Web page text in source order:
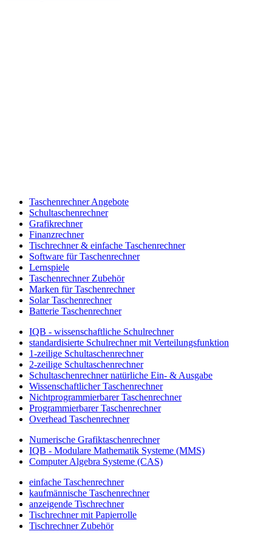
Taschenrechner Angebote
Schultaschenrechner
Grafikrechner
Finanzrechner
Tischrechner & einfache Taschenrechner
Software für Taschenrechner
Lernspiele
Taschenrechner Zubehör
Marken für Taschenrechner
Solar Taschenrechner
Batterie Taschenrechner
IQB - wissenschaftliche Schulrechner
standardisierte Schulrechner mit Verteilungsfunktion
1-zeilige Schultaschenrechner
2-zeilige Schultaschenrechner
Schultaschenrechner natürliche Ein- & Ausgabe
Wissenschaftlicher Taschenrechner
Nichtprogrammierbarer Taschenrechner
Programmierbarer Taschenrechner
Overhead Taschenrechner
Numerische Grafiktaschenrechner
IQB - Modulare Mathematik Systeme (MMS)
Computer Algebra Systeme (CAS)
einfache Taschenrechner
kaufmännische Taschenrechner
anzeigende Tischrechner
Tischrechner mit Papierrolle
Tischrechner Zubehör